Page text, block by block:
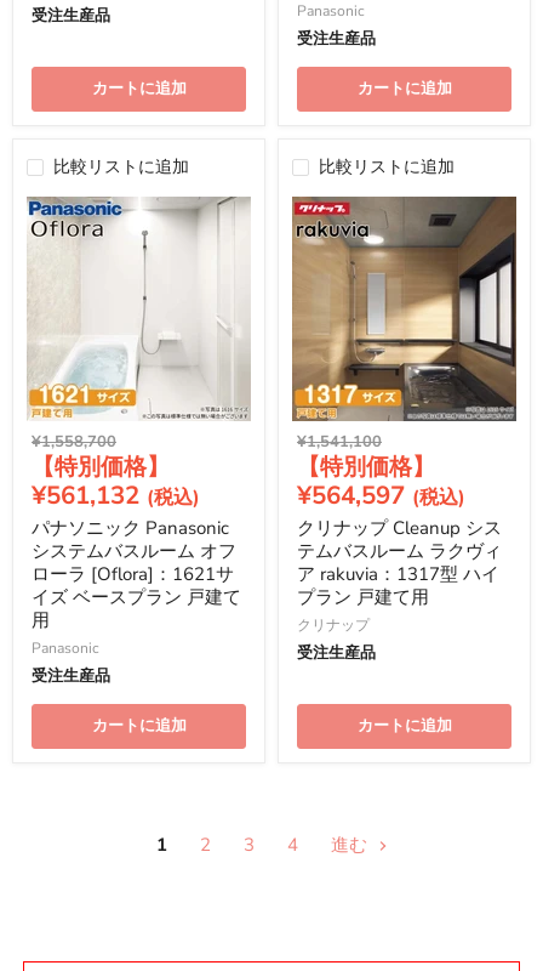
受注生産品
カートに追加
Panasonic
受注生産品
カートに追加
比較リストに追加
元
価
格
¥1,558,700
在
の
価
格
¥561,132
パナソニック Panasonic
システムバスルーム オフ
ローラ [Oflora]：1621サ
イズ ベースプラン 戸建て
用
Panasonic
受注生産品
カートに追加
比較リストに追加
元
価
格
¥1,541,100
在
の
価
格
¥564,597
クリナップ Cleanup シス
テムバスルーム ラクヴィ
ア rakuvia：1317型 ハイ
プラン 戸建て用
クリナップ
受注生産品
カートに追加
1 2 3 4 進む